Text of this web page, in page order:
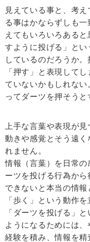
見えている事と、考
る事はかならずしも
えてもいろいろある
すように投げる」と
しているのだろうか
「押す」と表現して
ていないかもしれな
ってダーツを押そうと
上手な言葉や表現が
動きや感覚とそう遠
れません。
情報（言葉）を日常
ーツを投げる行為か
できないと本当の情報
「歩く」という動作
「ダーツを投げる」
ようになるためには
経験を積み、情報を